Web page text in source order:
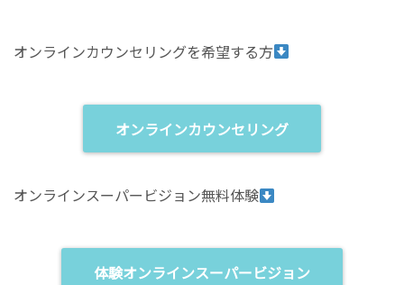
オンラインカウンセリングを希望する方
オンラインカウンセリング
オンラインスーパービジョン無料体験
体験オンラインスーパービジョン